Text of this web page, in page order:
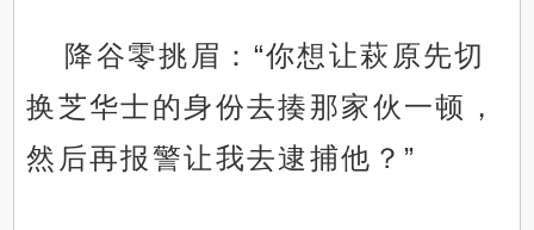
降谷零挑眉：“你想让萩原先切
换芝华士的身份去揍那家伙一顿，
然后再报警让我去逮捕他？”